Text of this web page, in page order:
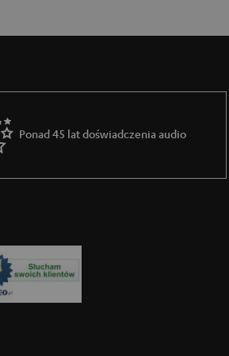
Ponad 45 lat doświadczenia audio